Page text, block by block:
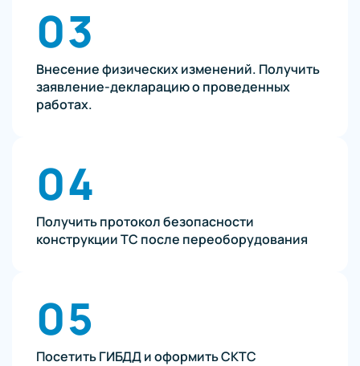
03
Внесение физических изменений. Получить
заявление-декларацию о проведенных
работах.
04
Получить протокол безопасности
конструкции ТС после переоборудования
05
Посетить ГИБДД и оформить СКТС